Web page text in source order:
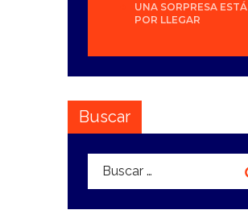
UNA SORPRESA ESTÁ
POR LLEGAR
Buscar
Buscar: